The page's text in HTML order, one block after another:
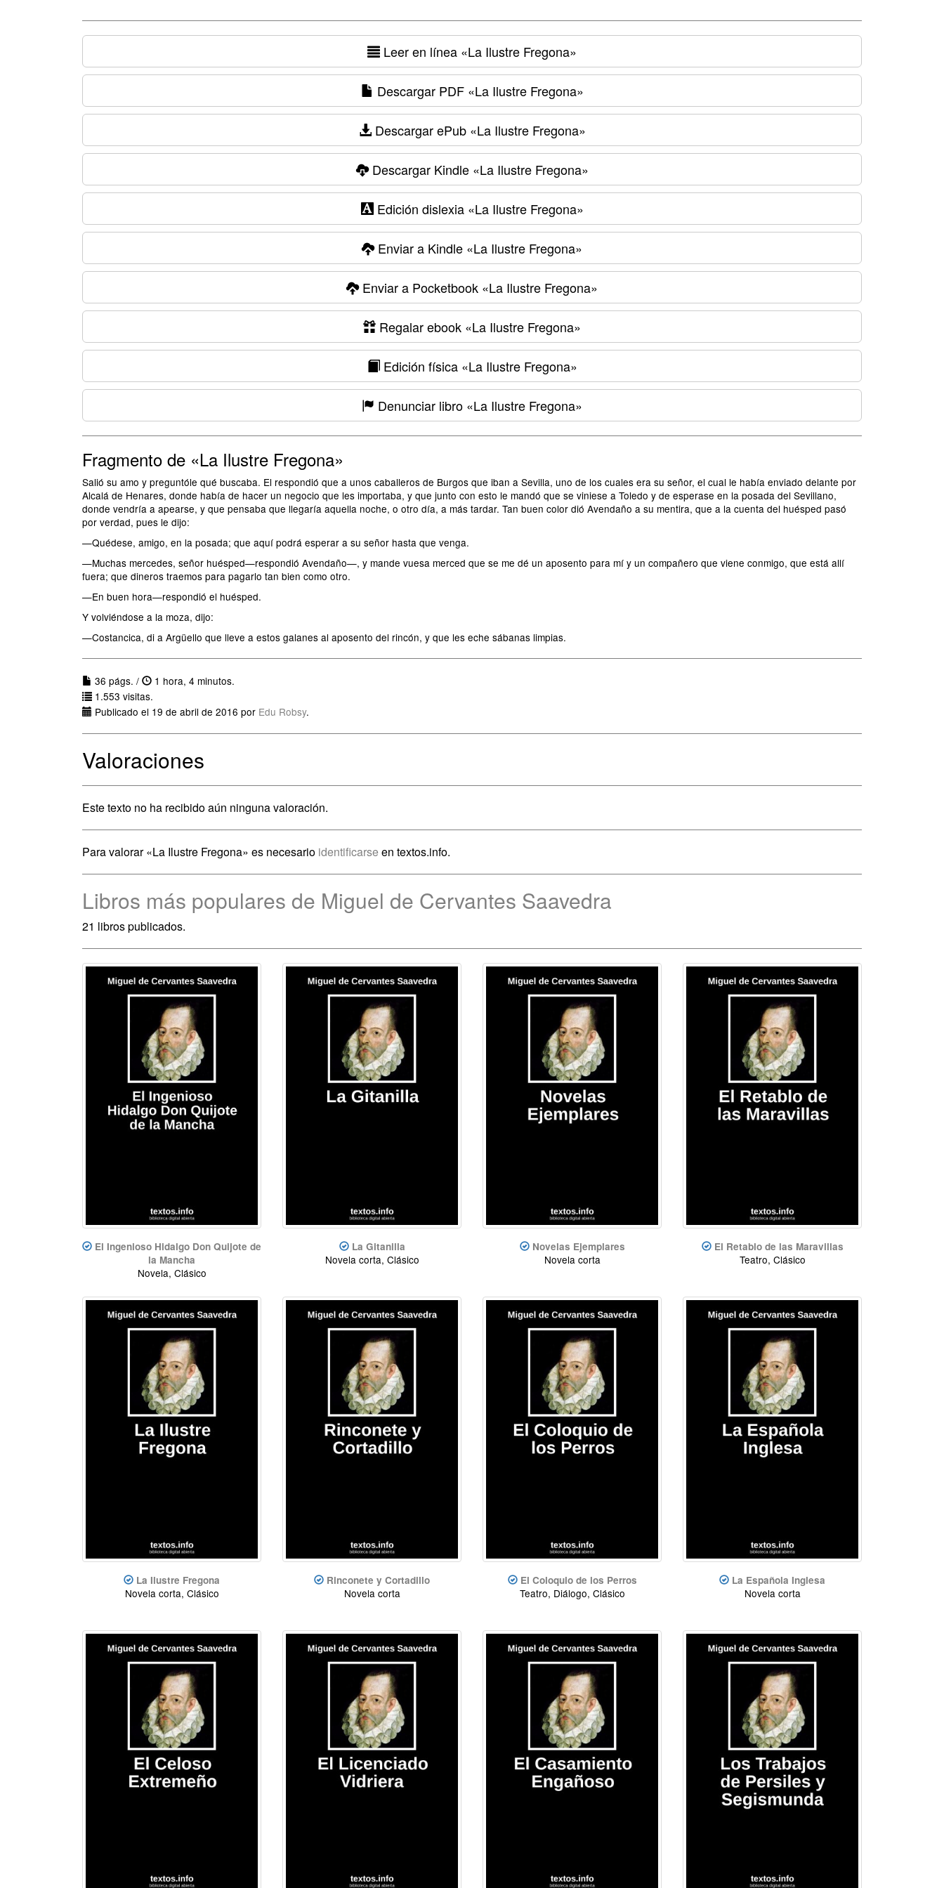
Leer en línea «La Ilustre Fregona»
Descargar PDF«La Ilustre Fregona»
Descargar ePub«La Ilustre Fregona»
Descargar Kindle«La Ilustre Fregona»
Edición dislexia«La Ilustre Fregona»
Enviar a Kindle «La Ilustre Fregona»
Enviar a Pocketbook «La Ilustre Fregona»
Regalar ebook «La Ilustre Fregona»
Edición física«La Ilustre Fregona»
Denunciar libro «La Ilustre Fregona»
Fragmento de «La Ilustre Fregona»
Salió su amo y preguntóle qué buscaba. El respondió que a unos caballeros de Burgos que iban a Sevilla, uno de los cuales era su señor, el cual le había enviado delante por
Alcalá de Henares, donde había de hacer un negocio que les importaba, y que junto con esto le mandó que se viniese a Toledo y de esperase en la posada del Sevillano,
donde vendría a apearse, y que pensaba que llegaría aquella noche, o otro día, a más tardar. Tan buen color dió Avendaño a su mentira, que a la cuenta del huésped pasó
por verdad, pues le dijo:
—Quédese, amigo, en la posada; que aquí podrá esperar a su señor hasta que venga.
—Muchas mercedes, señor huésped—respondió Avendaño—, y mande vuesa merced que se me dé un aposento para mí y un compañero que viene conmigo, que está allí
fuera; que dineros traemos para pagarlo tan bien como otro.
—En buen hora—respondió el huésped.
Y volviéndose a la moza, dijo:
—Costancica, di a Argüello que lleve a estos galanes al aposento del rincón, y que les eche sábanas limpias.
36 págs. /
1 hora, 4 minutos.
1.553 visitas.
Publicado el 19 de abril de 2016 por Edu Robsy.
Valoraciones
Este texto no ha recibido aún ninguna valoración.
Para valorar «La Ilustre Fregona» es necesario identificarse en textos.info.
Libros más populares de Miguel de Cervantes Saavedra
21 libros publicados.
El Ingenioso Hidalgo Don Quijote de
la Mancha
Novela, Clásico
La Gitanilla
Novela corta, Clásico
Novelas Ejemplares
Novela corta
El Retablo de las Maravillas
Teatro, Clásico
La Ilustre Fregona
Novela corta, Clásico
Rinconete y Cortadillo
Novela corta
El Coloquio de los Perros
Teatro, Diálogo, Clásico
La Española Inglesa
Novela corta